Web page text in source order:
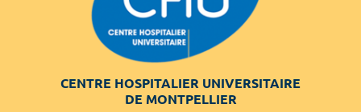
CENTRE HOSPITALIER UNIVERSITAIRE
DE MONTPELLIER